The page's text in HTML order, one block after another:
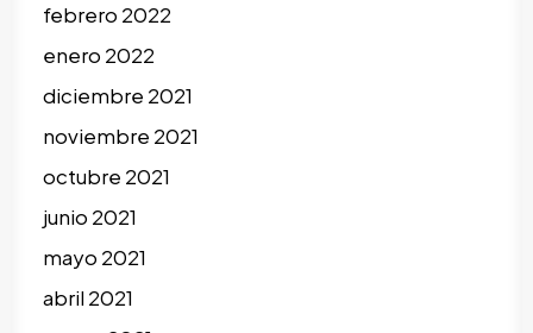
febrero 2022
enero 2022
diciembre 2021
noviembre 2021
octubre 2021
junio 2021
mayo 2021
abril 2021